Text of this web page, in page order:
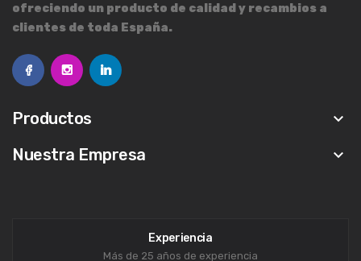
ofreciendo un producto de calidad y recambios a
clientes de toda España.
Productos
keyboard_arrow_down
Nuestra Empresa
keyboard_arrow_down
Experiencia
Más de 25 años de experiencia